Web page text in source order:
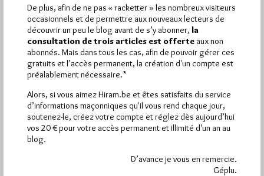
De plus, afin de ne pas « racketter » les nombreux visiteurs
occasionnels et de permettre aux nouveaux lecteurs de
découvrir un peu le blog avant de s’y abonner, la
consultation de trois articles est offerte aux non
abonnés. Mais dans tous les cas, afin de pouvoir gérer ces
gratuits et l’accès permanent, la création d'un compte est
préalablement nécessaire.*
Alors, si vous aimez Hiram.be et êtes satisfaits du service
d’informations maçonniques qu'il vous rend chaque jour,
soutenez-le, créez votre compte et réglez dès aujourd’hui
vos 20 € pour votre accès permanent et illimité d'un an au
blog.
D’avance je vous en remercie.
Géplu.